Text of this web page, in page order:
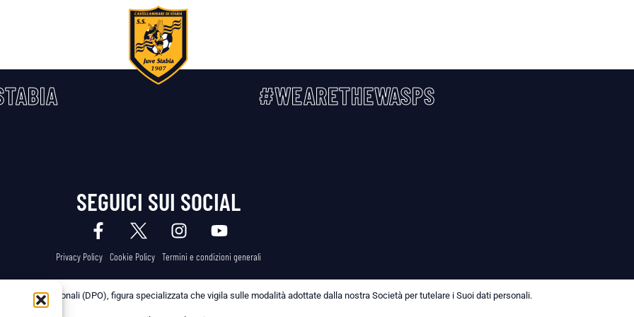
#WEARETHEWASPS
SEGUICI SUI SOCIAL
Privacy Policy Cookie Policy Termini e condizioni generali
dei Dati Personali (DPO), figura specializzata che vigila sulle modalità adottate dalla nostra Società per tutelare i Suoi dati personali.